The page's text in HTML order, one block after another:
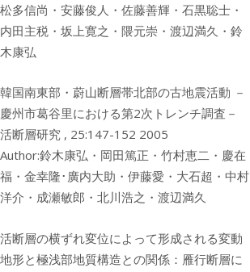
松多信尚・安藤俊人・佐藤善輝・石黒聡士・
内田主税・坂上寛之・隈元崇・渡辺満久・鈴
木康弘
韓国南東部・蔚山断層帯北部の古地震活動 －
慶州市葛谷里における第2次トレンチ調査－
活断層研究 , 25:147-152 2005
Author:鈴木康弘・岡田篤正・竹村恵二・慶在
福・金幸隆･廣内大助・伊藤愛・大石超・中村
洋介・成瀬敏郎・北川浩之・渡辺満久
活断層の横ずれ変位によって形成される変動
地形と極浅部地質構造との関係：雁行断層に